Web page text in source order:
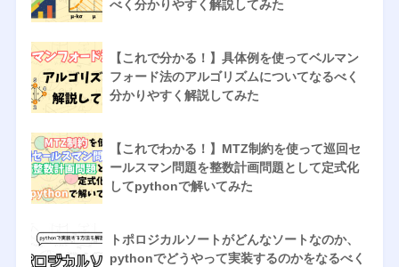
べく分かりやすく解説してみた
【これで分かる！】具体例を使ってベルマン
フォード法のアルゴリズムについてなるべく
分かりやすく解説してみた
【これでわかる！】MTZ制約を使って巡回セ
ールスマン問題を整数計画問題として定式化
してpythonで解いてみた
トポロジカルソートがどんなソートなのか、
pythonでどうやって実装するのかをなるべく